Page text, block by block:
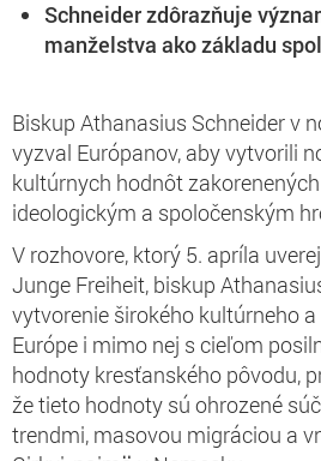
Schneider zdôrazňuje
manželstva ako základu
Biskup Athanasius Schneider v
vyzval Európanov, aby vytvorili
kultúrnych hodnôt
ideologickým a spoločenským
V rozhovore, ktorý 5. apríla
Junge Freiheit, biskup
vytvorenie širokého kultúrneho
Európe i mimo nej s cieľom
hodnoty kresťanského pôvodu,
že tieto hodnoty sú ohrozené
trendmi, masovou migráciou a